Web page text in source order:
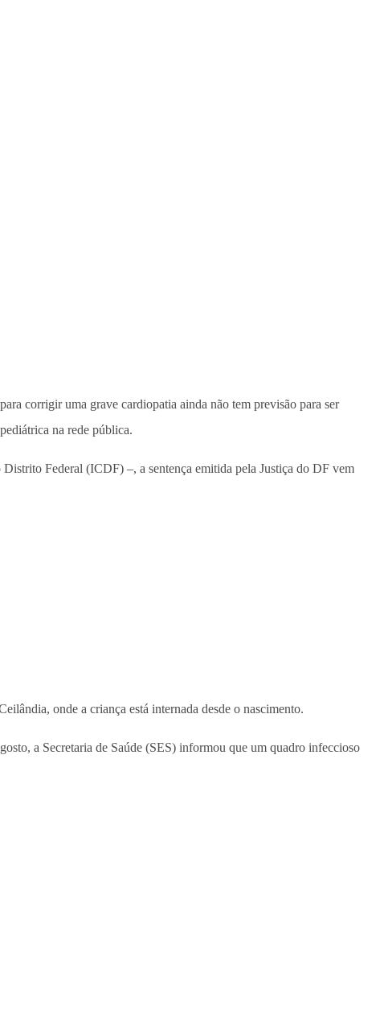
corrigir uma grave cardiopatia ainda não tem previsão para ser
na rede pública.
Federal (ICDF) –, a sentença emitida pela Justiça do DF vem
onde a criança está internada desde o nascimento.
a Secretaria de Saúde (SES) informou que um quadro infeccioso